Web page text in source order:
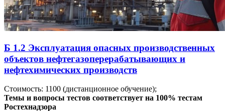
Б 1.2 Эксплуатация опасных производственных
объектов нефтегазоперерабатывающих и
нефтехимических производств
Стоимость: 1100 (дистанционное обучение);
Темы и вопросы тестов соответствует на 100% тестам
Ростехнадзора